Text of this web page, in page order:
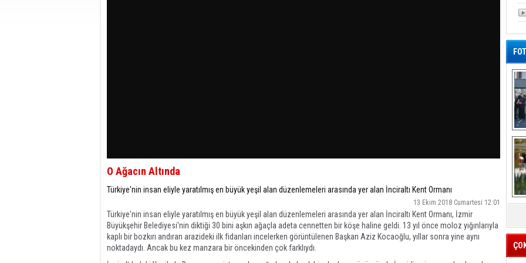
O Ağacın Altında
Türkiye'nin insan eliyle yaratılmış en büyük yeşil alan düzenlemeleri arasında yer alan İnciraltı Kent Ormanı
13 Ekim 2018 Cumartesi 12:01
Türkiye'nin insan eliyle yaratılmış en büyük yeşil alan düzenlemeleri arasında yer alan İnciraltı Kent Ormanı, İzmir
Büyükşehir Belediyesi'nin diktiği 30 bini aşkın ağaçla adeta cennetten bir köşe haline geldi. 13 yıl önce moloz yığınlarıyla
kaplı bir bozkırı andıran arazideki ilk fidanları incelerken görüntülenen Başkan Aziz Kocaoğlu, yıllar sonra yine aynı
noktadaydı. Ancak bu kez manzara bir öncekinden çok farklıydı.